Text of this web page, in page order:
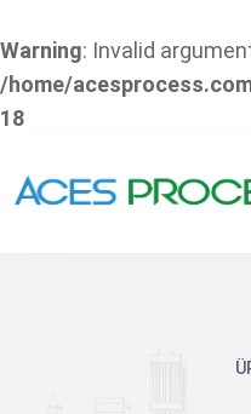
Warning: Invalid
/home/
18